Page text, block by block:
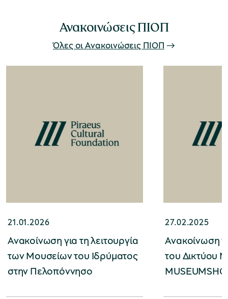
Ανακοινώσεις ΠΙΟΠ
Όλες οι Ανακοινώσεις ΠΙΟΠ
21.01.2026
Ανακοίνωση για τη λειτουργία
των Μουσείων του Ιδρύματος
στην Πελοπόννησο
27.02.2025
Ανακοίνωση
του Δικτύου